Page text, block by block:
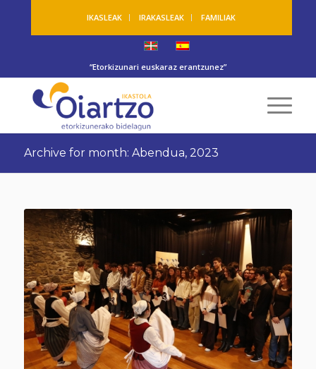
IKASLEAK IRAKASLEAK FAMILIAK
“Etorkizunari euskaraz erantzunez”
Archive for month: Abendua, 2023